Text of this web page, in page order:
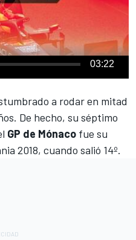
03:22
a rodar en mitad
De hecho, su séptimo
GP de Mónaco fue su
2018, cuando salió 14º.